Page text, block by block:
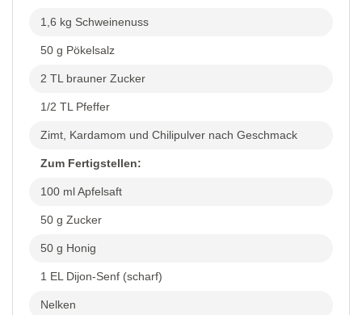
1,6 kg Schweinenuss
50 g Pökelsalz
2 TL brauner Zucker
1/2 TL Pfeffer
Zimt, Kardamom und Chilipulver nach Geschmack
Zum Fertigstellen:
100 ml Apfelsaft
50 g Zucker
50 g Honig
1 EL Dijon-Senf (scharf)
Nelken